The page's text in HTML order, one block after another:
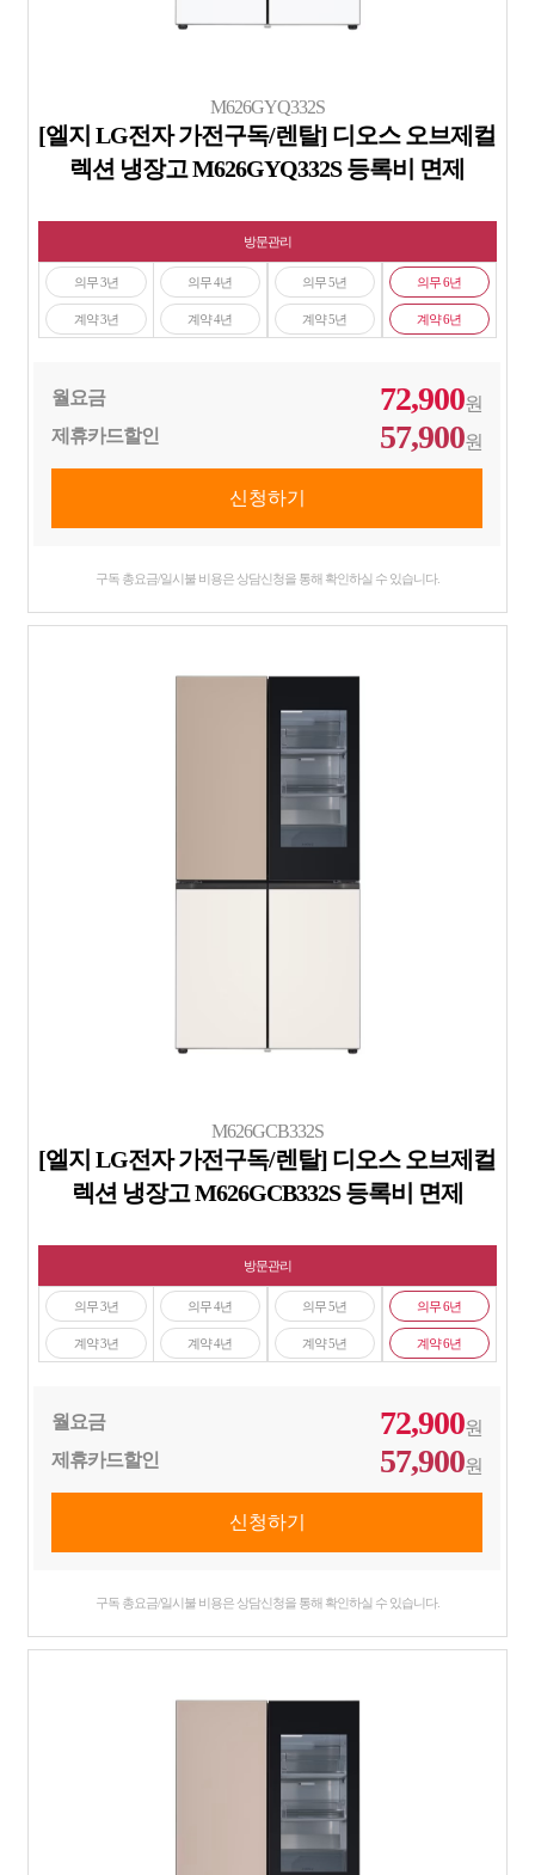
M626GYQ332S
[엘지 LG전자 가전구독/렌탈] 디오스 오브제컬
렉션 냉장고 M626GYQ332S 등록비 면제
방문관리
의무 3년
계약 3년
의무 4년
계약 4년
의무 5년
계약 5년
의무 6년
계약 6년
월요금 72,900원
제휴카드할인
57,900원
구독 총요금/일시불 비용은 상담신청을 통해 확인하실 수 있습니다.
M626GCB332S
[엘지 LG전자 가전구독/렌탈] 디오스 오브제컬
렉션 냉장고 M626GCB332S 등록비 면제
방문관리
의무 3년
계약 3년
의무 4년
계약 4년
의무 5년
계약 5년
의무 6년
계약 6년
월요금 72,900원
제휴카드할인
57,900원
구독 총요금/일시불 비용은 상담신청을 통해 확인하실 수 있습니다.